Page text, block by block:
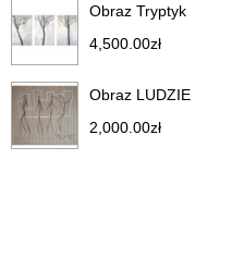
Obraz Tryptyk
4,500.00zł
Obraz LUDZIE
2,000.00zł